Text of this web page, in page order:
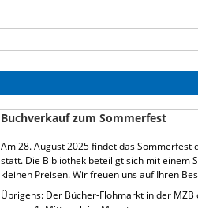
Buchverkauf zum Sommerfest
Am 28. August 2025 findet das
statt. Die Bibliothek beteiligt sich mit einem
kleinen Preisen. Wir freuen uns auf Ihren
Übrigens: Der Bücher-Flohmarkt in der